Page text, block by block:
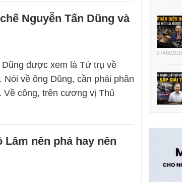
Nguyễn Tấn Dũng và
được xem là Tứ trụ về
về ông Dũng, cần phải phân
công, trên cương vị Thủ
Lâm nên phá hay nên
07/08/